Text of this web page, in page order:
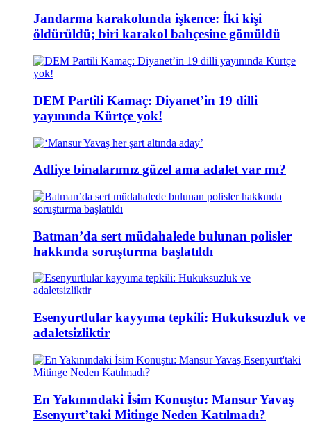
Jandarma karakolunda işkence: İki kişi
öldürüldü; biri karakol bahçesine gömüldü
DEM Partili Kamaç: Diyanet’in 19 dilli
yayınında Kürtçe yok!
Adliye binalarımız güzel ama adalet var mı?
Batman’da sert müdahalede bulunan polisler
hakkında soruşturma başlatıldı
Esenyurtlular kayyıma tepkili: Hukuksuzluk ve
adaletsizliktir
En Yakınındaki İsim Konuştu: Mansur Yavaş
Esenyurt’taki Mitinge Neden Katılmadı?